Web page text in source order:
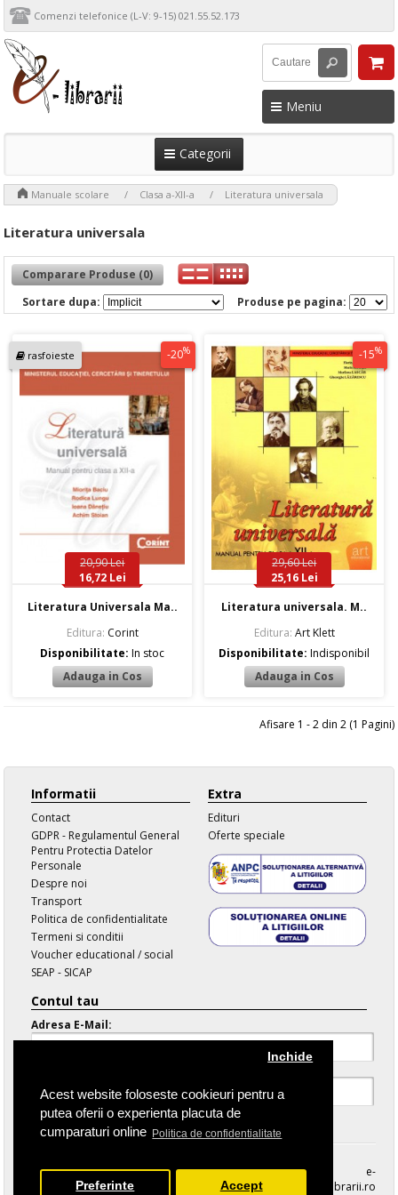
Acest website foloseste cookieuri pentru a
putea oferii o experienta placuta de
cumparaturi online Politica de confidentialitate
Inchide
Preferinte Accept
Comenzi telefonice (L-V: 9-15) 021.55.52.173
Meniu
Categorii
Manuale scolare Clasa a-XII-a Literatura universala
Literatura universala
Comparare Produse (0)
Produse pe pagina:
Sortare dupa:
rasfoieste -20%
20,90 Lei
16,72 Lei
Literatura Universala Ma..
Editura: Corint
Disponibilitate:In stoc
-15%
29,60 Lei
25,16 Lei
Literatura universala. M..
Editura: Art Klett
Disponibilitate:Indisponibil
Afisare 1 - 2 din 2 (1 Pagini)
Informatii
Contact
GDPR - Regulamentul General
Pentru Protectia Datelor
Personale
Despre noi
Transport
Politica de confidentialitate
Termeni si conditii
Voucher educational / social
SEAP - SICAP
Extra
Edituri
Oferte speciale
Contul tau
Adresa E-Mail:
Parola Uitata
e-
librarii.ro